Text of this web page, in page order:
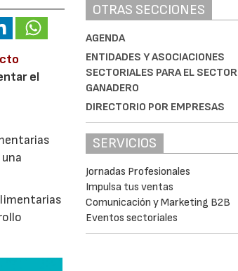
el
OTRAS SECCIONES
AGENDA
ENTIDADES Y ASOCIACIONES
SECTORIALES PARA EL SECTOR
GANADERO
DIRECTORIO POR EMPRESAS
SERVICIOS
Jornadas Profesionales
Impulsa tus ventas
Comunicación y Marketing B2B
Eventos sectoriales